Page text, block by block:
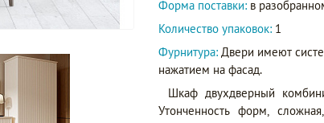
Форма поставки: в
Количество упаковок: 1
Фурнитура: Двери имеют
нажатием на фасад.
Шкаф двухдверный
Утонченность форм,